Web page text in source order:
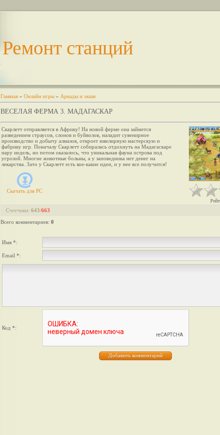
Ремонт станций
Главная » Онлайн игры » Аркады и экшн
ВЕСЕЛАЯ ФЕРМА 3. МАДАГАСКАР
Скарлетт отправляется в Африку! На новой ферме она займется
разведением страусов, слонов и буйволов, наладит сувенирное
производство и добычу алмазов, откроет ювелирную мастерскую и
фабрику игр. Поначалу Скарлетт собиралась отдохнуть на Мадагаскаре
пару недель, но потом оказалось, что уникальная фауна острова под
угрозой. Многие животные больны, а у заповедника нет денег на
лекарства. Зато у Скарлетт есть кое-какие идеи, и у нее все получится!
Скачать для PC
Счетчики: 643/663
Всего комментариев: 0
Имя *:
Email *:
Код *: